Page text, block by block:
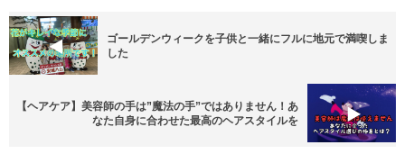
ゴールデンウィークを子供と一緒にフルに地元で満喫しま
した
【ヘアケア】美容師の手は”魔法の手”ではありません！あ
なた自身に合わせた最高のヘアスタイルを